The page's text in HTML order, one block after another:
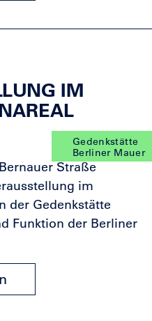
IM
Gedenkstätte
Berliner Mauer
Straße
im
der Gedenkstätte
Funktion der Berliner